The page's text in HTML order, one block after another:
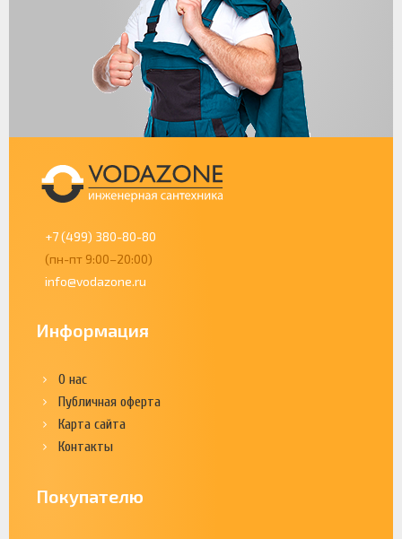
+7 (499) 380-80-80
(пн-пт 9:00–20:00)
info@vodazone.ru
Информация
О нас
Публичная оферта
Карта сайта
Контакты
Покупателю